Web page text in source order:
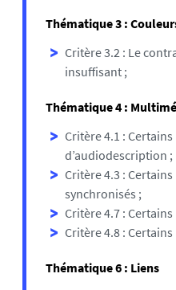
Thématique 3 :
Critère 3.2 : Le
insuffisant ;
Thématique 4 :
Critère 4.1 :
d’audiodescription ;
Critère 4.3 :
synchronisés ;
Critère 4.7 :
Critère 4.8 :
Thématique 6 : Liens